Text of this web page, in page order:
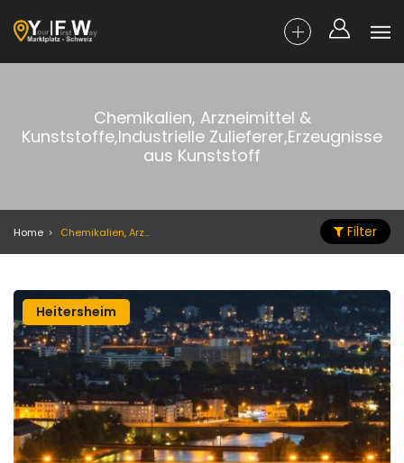
Chemikalien, Arzneimittel &
Kunststoffe,Industrielle Zulieferer,Erzeugnisse
aus Kunststoff
Home Chemikalien, Arzneimittel & Kunststoffe,Industrielle Zulieferer,Erzeugnisse aus Kunststoff Filter
Heitersheim